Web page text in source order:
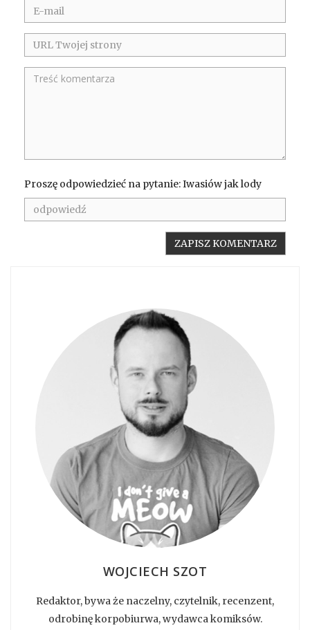
Proszę odpowiedzieć na pytanie: Iwasiów jak lody
WOJCIECH SZOT
Redaktor, bywa że naczelny, czytelnik, recenzent,
odrobinę korpobiurwa, wydawca komiksów.